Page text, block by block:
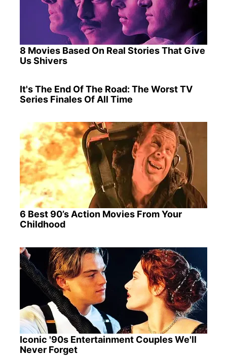
8 Movies Based On Real Stories That Give
Us Shivers
It's The End Of The Road: The Worst TV
Series Finales Of All Time
6 Best 90’s Action Movies From Your
Childhood
Iconic '90s Entertainment Couples We'll
Never Forget